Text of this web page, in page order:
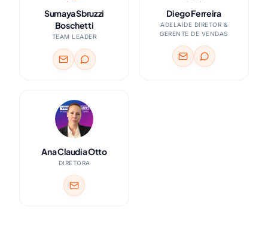
Sumaya Sbruzzi
Boschetti
TEAM LEADER
Diego Ferreira
ADELAIDE DIRETOR &
GERENTE DE VENDAS
Ana Claudia Otto
DIRETORA